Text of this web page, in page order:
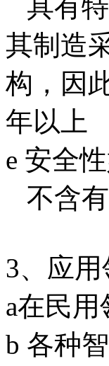
具有
其制造
构，因
年以上
e 安全
不含
3、应用
a在民
b 各种